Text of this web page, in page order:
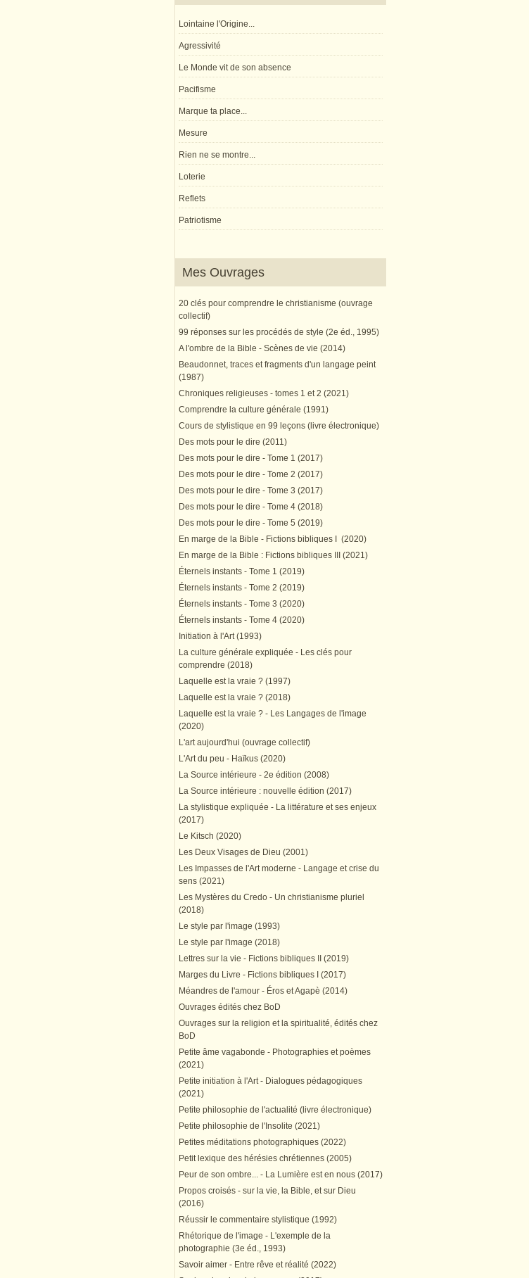
Lointaine l'Origine...
Agressivité
Le Monde vit de son absence
Pacifisme
Marque ta place...
Mesure
Rien ne se montre...
Loterie
Reflets
Patriotisme
Mes Ouvrages
20 clés pour comprendre le christianisme (ouvrage
collectif)
99 réponses sur les procédés de style (2e éd., 1995)
A l'ombre de la Bible - Scènes de vie (2014)
Beaudonnet, traces et fragments d'un langage peint
(1987)
Chroniques religieuses - tomes 1 et 2 (2021)
Comprendre la culture générale (1991)
Cours de stylistique en 99 leçons (livre électronique)
Des mots pour le dire (2011)
Des mots pour le dire - Tome 1 (2017)
Des mots pour le dire - Tome 2 (2017)
Des mots pour le dire - Tome 3 (2017)
Des mots pour le dire - Tome 4 (2018)
Des mots pour le dire - Tome 5 (2019)
En marge de la Bible - Fictions bibliques I (2020)
En marge de la Bible : Fictions bibliques III (2021)
Éternels instants - Tome 1 (2019)
Éternels instants - Tome 2 (2019)
Éternels instants - Tome 3 (2020)
Éternels instants - Tome 4 (2020)
Initiation à l'Art (1993)
La culture générale expliquée - Les clés pour
comprendre (2018)
Laquelle est la vraie ? (1997)
Laquelle est la vraie ? (2018)
Laquelle est la vraie ? - Les Langages de l'image
(2020)
L'art aujourd'hui (ouvrage collectif)
L'Art du peu - Haïkus (2020)
La Source intérieure - 2e édition (2008)
La Source intérieure : nouvelle édition (2017)
La stylistique expliquée - La littérature et ses enjeux
(2017)
Le Kitsch (2020)
Les Deux Visages de Dieu (2001)
Les Impasses de l'Art moderne - Langage et crise du
sens (2021)
Les Mystères du Credo - Un christianisme pluriel
(2018)
Le style par l'image (1993)
Le style par l'image (2018)
Lettres sur la vie - Fictions bibliques II (2019)
Marges du Livre - Fictions bibliques I (2017)
Méandres de l'amour - Éros et Agapè (2014)
Ouvrages édités chez BoD
Ouvrages sur la religion et la spiritualité, édités chez
BoD
Petite âme vagabonde - Photographies et poèmes
(2021)
Petite initiation à l'Art - Dialogues pédagogiques
(2021)
Petite philosophie de l'actualité (livre électronique)
Petite philosophie de l'Insolite (2021)
Petites méditations photographiques (2022)
Petit lexique des hérésies chrétiennes (2005)
Peur de son ombre... - La Lumière est en nous (2017)
Propos croisés - sur la vie, la Bible, et sur Dieu
(2016)
Réussir le commentaire stylistique (1992)
Rhétorique de l'image - L'exemple de la
photographie (3e éd., 1993)
Savoir aimer - Entre rêve et réalité (2022)